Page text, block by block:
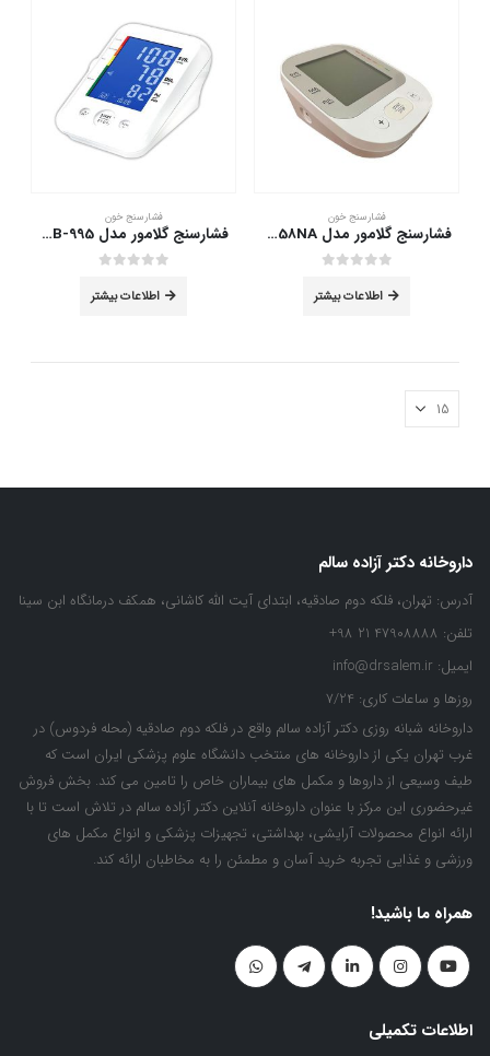
فشارسنج خون
فشارسنج گلامور مدل HL858NA
اطلاعات بیشتر
فشارسنج خون
فشارسنج گلامور مدل TMB-995
اطلاعات بیشتر
داروخانه دکتر آزاده سالم
آدرس: تهران، فلکه دوم صادقیه، ابتدای آیت الله کاشانی، همکف درمانگاه ابن سینا
تلفن: 47908888 21 98+
ایمیل: info@drsalem.ir
روزها و ساعات کاری: 7/24
داروخانه شبانه روزی دکتر آزاده سالم واقع در فلکه دوم صادقیه (محله فردوس) در
غرب تهران یکی از داروخانه های منتخب دانشگاه علوم پزشکی ایران است که
طیف وسیعی از داروها و مکمل های بیماران خاص را تامین می کند. بخش فروش
غیرحضوری این مرکز با عنوان داروخانه آنلاین دکتر آزاده سالم در تلاش است تا با
ارائه انواع محصولات آرایشی، بهداشتی، تجهیزات پزشکی و انواع مکمل های
ورزشی و غذایی تجربه خرید آسان و مطمئن را به مخاطبان ارائه کند.
همراه ما باشید!
اطلاعات تکمیلی